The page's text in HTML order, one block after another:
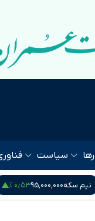
سیاست
سکه 53,000,000۰٫۹۵ %